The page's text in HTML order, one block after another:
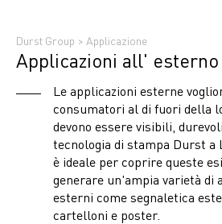
Durst Group > Applicazione
Applicazioni all' esterno
Le applicazioni esterne
consumatori al di fuori della
devono essere visibili,
tecnologia di stampa Durst a
è ideale per coprire queste
generare un'ampia varietà di
esterni come segnaletica
cartelloni e poster.